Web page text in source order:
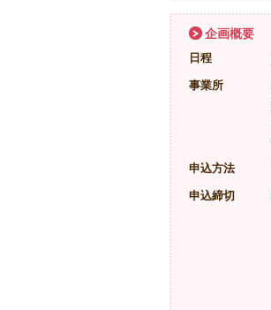
企画概要
日程
事業所
申込方法
申込締切